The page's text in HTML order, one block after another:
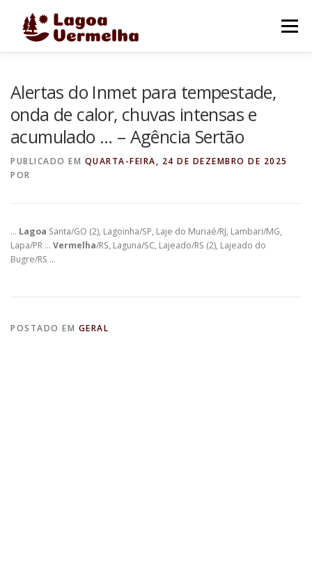
Menu
FALE CONOSCO
Alertas do Inmet para tempestade,
onda de calor, chuvas intensas e
acumulado … – Agência Sertão
PUBLICADO EM QUARTA-FEIRA, 24 DE DEZEMBRO DE 2025
POR
… Lagoa Santa/GO (2), Lagoinha/SP, Laje do Muriaé/RJ, Lambari/MG,
Lapa/PR … Vermelha/RS, Laguna/SC, Lajeado/RS (2), Lajeado do
Bugre/RS …
POSTADO EM GERAL